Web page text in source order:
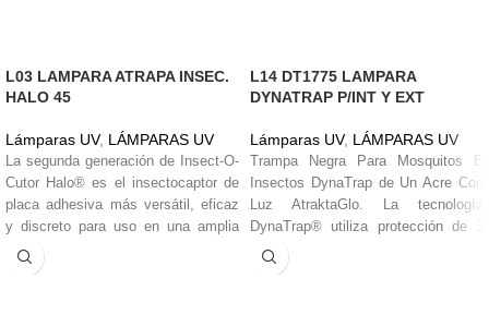
L03 LAMPARA ATRAPA INSEC.
HALO 45
Lámparas UV, LÁMPARAS UV
La segunda generación de Insect-O-
Cutor Halo® es el insectocaptor de
placa adhesiva más versátil, eficaz
y discreto para uso en una amplia
gama de aplicaciones comerciales,
L14 DT1775 LAMPARA
DYNATRAP P/INT Y EXT
Lámparas UV, LÁMPARAS UV
Trampa Negra Para Mosquitos E
Insectos DynaTrap de Un Acre Con
Luz AtraktaGlo. La tecnología
DynaTrap® utiliza protección de 3
vías para defender su propiedad